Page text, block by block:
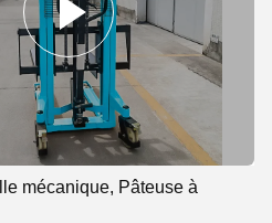
mécanique, Pâteuse à